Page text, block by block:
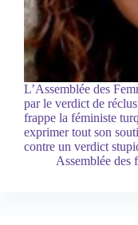
L’Assemblée des
par le verdict de
frappe la féministe
exprimer tout son
contre un verdict
Assemblée des